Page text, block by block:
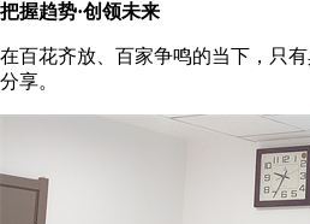
把握趋势·创领未来
在百花齐放、百家争鸣的当下，只
分享。